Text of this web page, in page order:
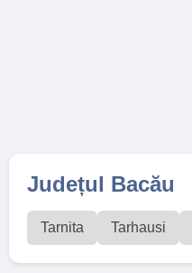
Județul Bacău
Tarnita Tarhausi